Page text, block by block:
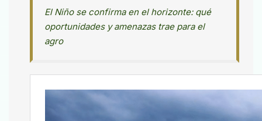
El Niño se confirma en el horizonte: qué
oportunidades y amenazas trae para el
agro